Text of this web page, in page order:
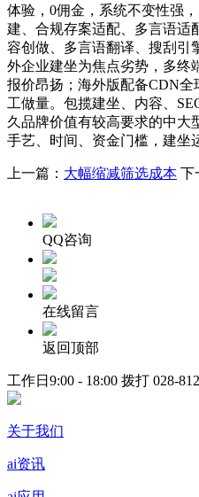
体验，0佣金，系统不变性强
建、合规存案适配、多言语适
容创做、多言语翻译、搜刮引
外企业建坐为焦点劣势，多终
报价昂扬；海外版配备CDN
工做量。包揽建坐、内容、
久品牌价值有较高要求的中
手艺、时间、资金门槛，建坐
上一篇： 大幅缩减筛选成本 下
QQ咨询
在线留言
返回顶部
工作日9:00 - 18:00 拨打 028-
关于我们
ai资讯